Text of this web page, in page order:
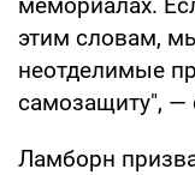
этим словам,
неотделимые
самозащиту", —
Ламборн